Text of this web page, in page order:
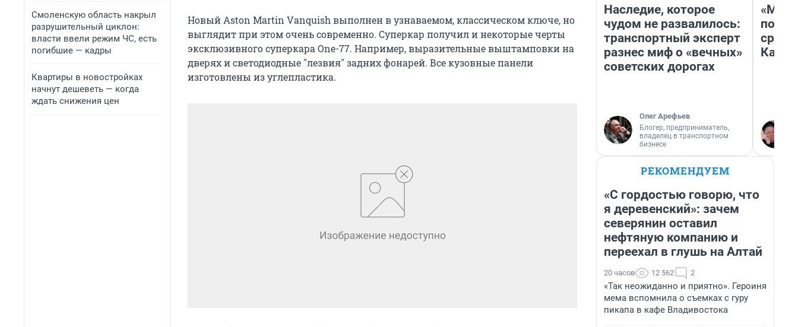
Смоленскую область накрыл
разрушительный циклон:
власти ввели режим ЧС, есть
погибшие — кадры
Квартиры в новостройках
начнут дешеветь — когда
ждать снижения цен
Новый Aston Martin Vanquish выполнен в узнаваемом, классическом ключе, но
выглядит при этом очень современно. Суперкар получил и некоторые черты
эксклюзивного суперкара One-77. Например, выразительные выштамповки на
дверях и светодиодные "лезвия" задних фонарей. Все кузовные панели
изготовлены из углепластика.
Наследие, которое
чудом не развалилось:
транспортный эксперт
разнес миф о «вечных»
советских дорогах
Олег Арефьев
Блогер, предприниматель,
владелец в транспортном
бизнесе
РЕКОМЕНДУЕМ
«С гордостью говорю, что
я деревенский»: зачем
северянин оставил
нефтяную компанию и
переехал в глушь на Алтай
20 часов 12 562 2
«Так неожиданно и приятно». Героиня
мема вспомнила о съемках с гуру
пикапа в кафе Владивостока